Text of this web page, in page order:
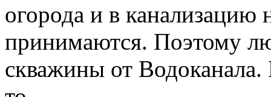
огорода и в канализацию
принимаются. Поэтому
скважины от